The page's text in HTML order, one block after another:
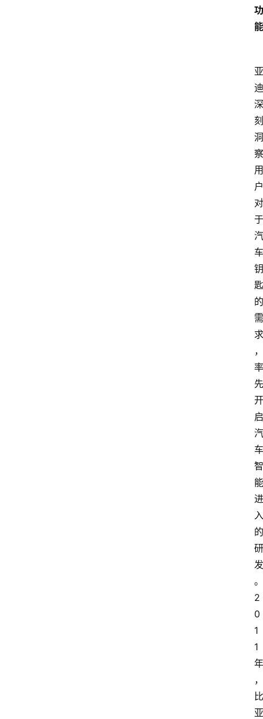
功
能
亚
迪
深
刻
洞
察
用
户
对
于
汽
车
钥
匙
的
需
求
，
率
先
开
启
汽
车
智
能
进
入
的
研
发
。
2
0
1
1
年
，
比
亚